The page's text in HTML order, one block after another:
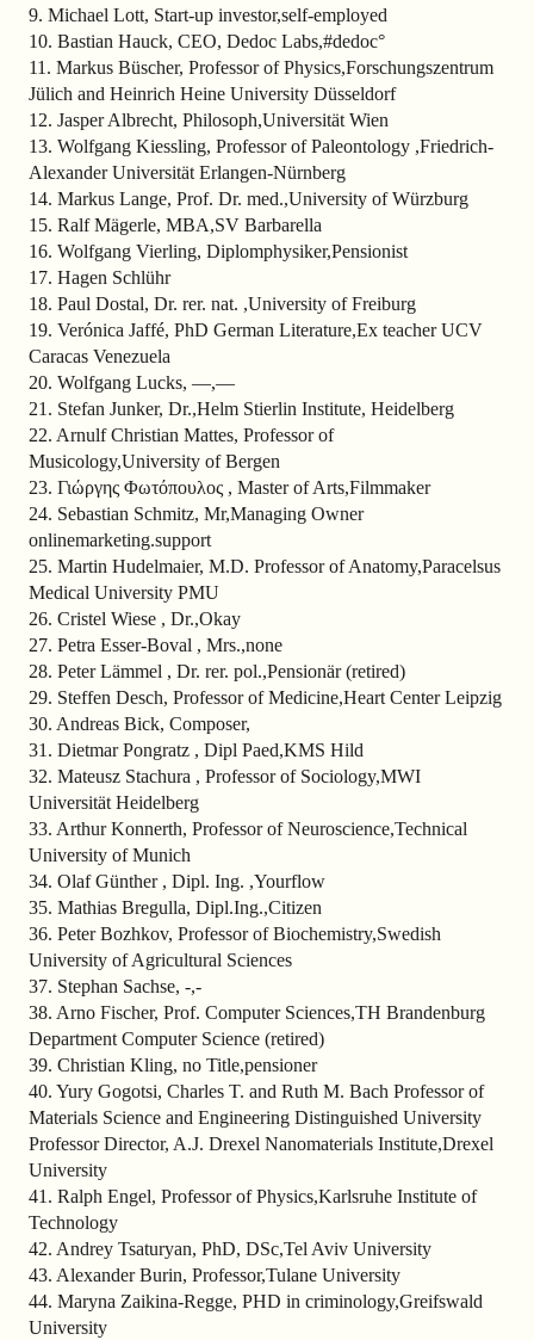
9. Michael Lott, Start-up investor,self-employed
10. Bastian Hauck, CEO, Dedoc Labs,#dedoc°
11. Markus Büscher, Professor of Physics,Forschungszentrum
Jülich and Heinrich Heine University Düsseldorf
12. Jasper Albrecht, Philosoph,Universität Wien
13. Wolfgang Kiessling, Professor of Paleontology ,Friedrich-
Alexander Universität Erlangen-Nürnberg
14. Markus Lange, Prof. Dr. med.,University of Würzburg
15. Ralf Mägerle, MBA,SV Barbarella
16. Wolfgang Vierling, Diplomphysiker,Pensionist
17. Hagen Schlühr
18. Paul Dostal, Dr. rer. nat. ,University of Freiburg
19. Verónica Jaffé, PhD German Literature,Ex teacher UCV
Caracas Venezuela
20. Wolfgang Lucks, —,—
21. Stefan Junker, Dr.,Helm Stierlin Institute, Heidelberg
22. Arnulf Christian Mattes, Professor of
Musicology,University of Bergen
23. Γιώργης Φωτόπουλος , Master of Arts,Filmmaker
24. Sebastian Schmitz, Mr,Managing Owner
onlinemarketing.support
25. Martin Hudelmaier, M.D. Professor of Anatomy,Paracelsus
Medical University PMU
26. Cristel Wiese , Dr.,Okay
27. Petra Esser-Boval , Mrs.,none
28. Peter Lämmel , Dr. rer. pol.,Pensionär (retired)
29. Steffen Desch, Professor of Medicine,Heart Center Leipzig
30. Andreas Bick, Composer,
31. Dietmar Pongratz , Dipl Paed,KMS Hild
32. Mateusz Stachura , Professor of Sociology,MWI
Universität Heidelberg
33. Arthur Konnerth, Professor of Neuroscience,Technical
University of Munich
34. Olaf Günther , Dipl. Ing. ,Yourflow
35. Mathias Bregulla, Dipl.Ing.,Citizen
36. Peter Bozhkov, Professor of Biochemistry,Swedish
University of Agricultural Sciences
37. Stephan Sachse, -,-
38. Arno Fischer, Prof. Computer Sciences,TH Brandenburg
Department Computer Science (retired)
39. Christian Kling, no Title,pensioner
40. Yury Gogotsi, Charles T. and Ruth M. Bach Professor of
Materials Science and Engineering Distinguished University
Professor Director, A.J. Drexel Nanomaterials Institute,Drexel
University
41. Ralph Engel, Professor of Physics,Karlsruhe Institute of
Technology
42. Andrey Tsaturyan, PhD, DSc,Tel Aviv University
43. Alexander Burin, Professor,Tulane University
44. Maryna Zaikina-Regge, PHD in criminology,Greifswald
University